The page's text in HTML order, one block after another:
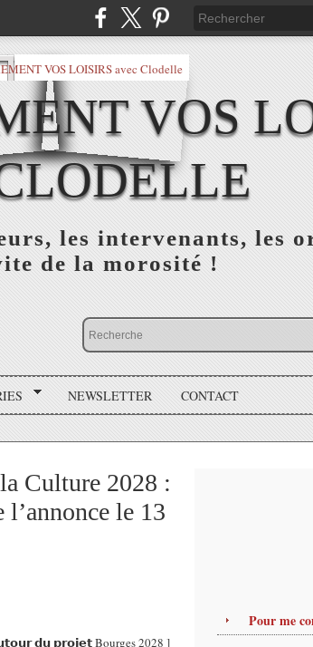
VOS
les intervenants, les
de la morosité !
NEWSLETTER CONTACT
Culture 2028 :
l’annonce le 13
Pour me